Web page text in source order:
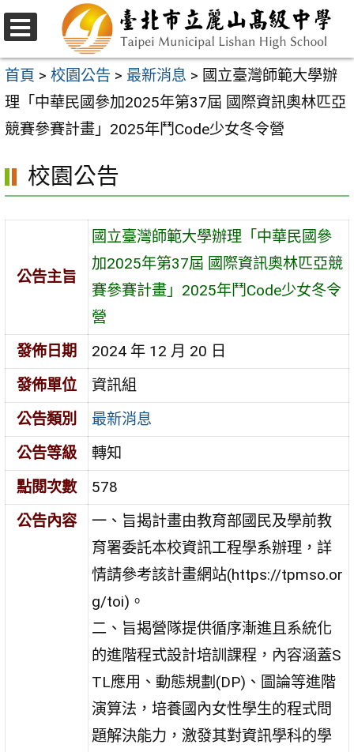
跳
至
主
要
內
區
選
單
首頁 > 校園公告 > 最新消息 > 國立臺灣師範大學辦
理「中華民國參加2025年第37屆 國際資訊奧林匹亞
競賽參賽計畫」2025年鬥Code少女冬令營
校園公告
公告主旨
國立臺灣師範大學辦理「中華民國參
加2025年第37屆 國際資訊奧林匹亞競
賽參賽計畫」2025年鬥Code少女冬令
營
發佈日期
2024 年 12 月 20 日
發佈單位
資訊組
公告類別
最新消息
公告等級
轉知
點閱次數
578
公告內容
一、旨揭計畫由教育部國民及學前教
育署委託本校資訊工程學系辦理，詳
情請參考該計畫網站(https://tpmso.or
g/toi)。
二、旨揭營隊提供循序漸進且系統化
的進階程式設計培訓課程，內容涵蓋S
TL應用、動態規劃(DP)、圖論等進階
演算法，培養國內女性學生的程式問
題解決能力，激發其對資訊學科的學